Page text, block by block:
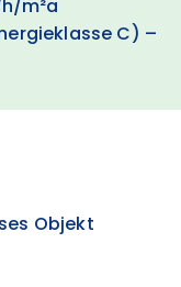
m²a
C) –
Objekt